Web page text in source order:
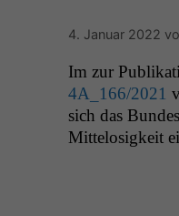
4. Januar 2022
Im zur
4A_166/2021
sich das
Mit­telosigkeit